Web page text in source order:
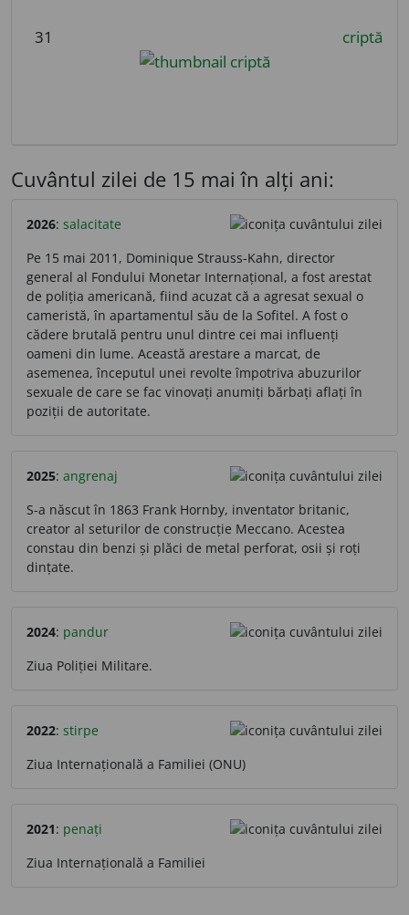
31 criptă
Cuvântul zilei de 15 mai în alți ani:
2026: salacitate
Pe 15 mai 2011, Dominique Strauss-Kahn, director
general al Fondului Monetar Internațional, a fost arestat
de poliția americană, fiind acuzat că a agresat sexual o
cameristă, în apartamentul său de la Sofitel. A fost o
cădere brutală pentru unul dintre cei mai influenți
oameni din lume. Această arestare a marcat, de
asemenea, începutul unei revolte împotriva abuzurilor
sexuale de care se fac vinovați anumiți bărbați aflați în
poziții de autoritate.
2025: angrenaj
S-a născut în 1863 Frank Hornby, inventator britanic,
creator al seturilor de construcție Meccano. Acestea
constau din benzi și plăci de metal perforat, osii și roți
dințate.
2024: pandur
Ziua Poliției Militare.
2022: stirpe
Ziua Internațională a Familiei (ONU)
2021: penați
Ziua Internațională a Familiei